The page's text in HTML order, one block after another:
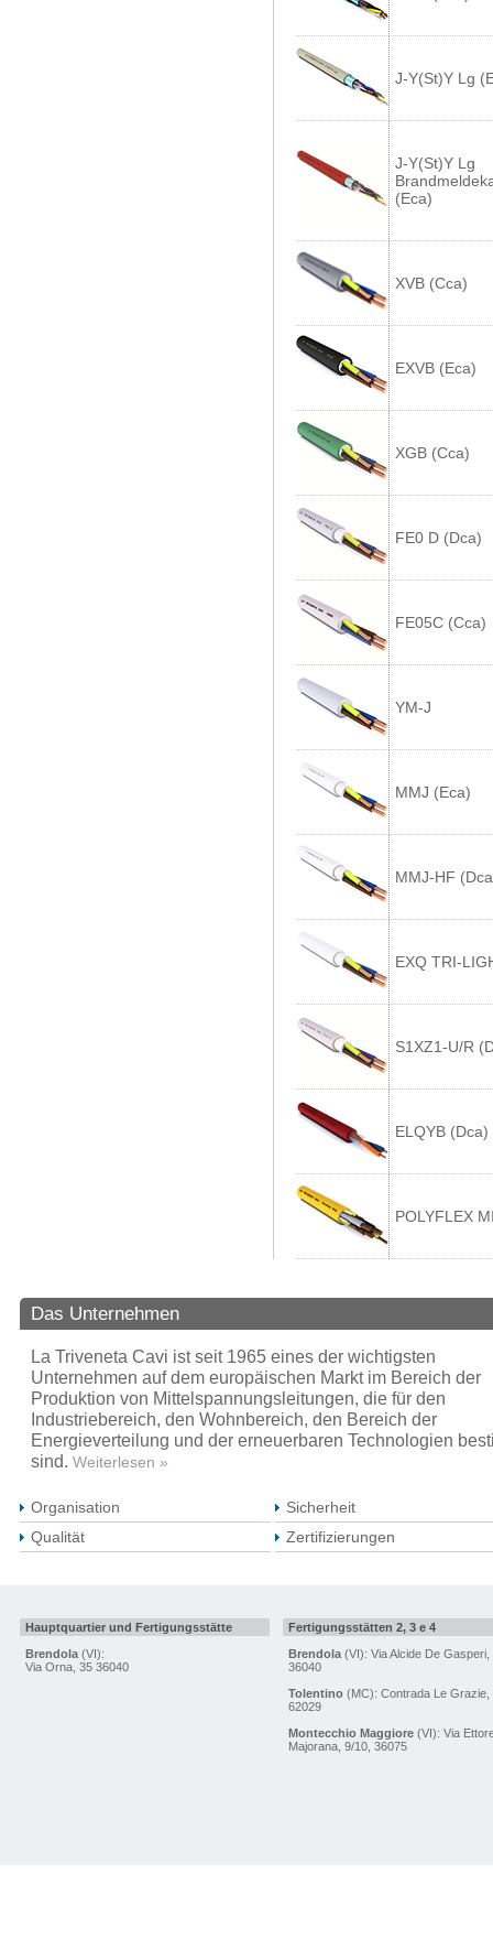
J-Y(St)Y Lg
J-Y(St)Y Lg
(Eca)
XVB (Cca)
EXVB (Eca)
XGB (Cca)
FE0 D (Dca)
FE05C (Cca)
YM-J
MMJ (Eca)
MMJ-HF
EXQ TRI-
S1XZ1-U/R
ELQYB (Dca)
POLYFLEX
Das Unternehmen
La Triveneta Cavi ist seit 1965 eines der wichtigsten
Unternehmen auf dem europäischen Markt im Bereich der
Produktion von Mittelspannungsleitungen, die für den
Industriebereich, den Wohnbereich, den Bereich der
Energieverteilung und der erneuerbaren Technologien
sind. Weiterlesen »
Organisation
Qualität
Sicherheit
Zertifizierungen
Hauptquartier und Fertigungsstätte
Brendola(VI):
Via Orna, 35 36040
Fertigungsstätten 2, 3 e 4
Brendola(VI): Via Alcide De Gasperi,
36040
Tolentino(MC): Contrada Le Grazie,
62029
Montecchio Maggiore(VI): Via
Majorana, 9/10, 36075